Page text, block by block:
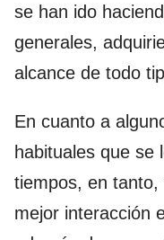
se han ido
generales,
alcance de todo
En cuanto a
habituales que se
tiempos, en
mejor interacción